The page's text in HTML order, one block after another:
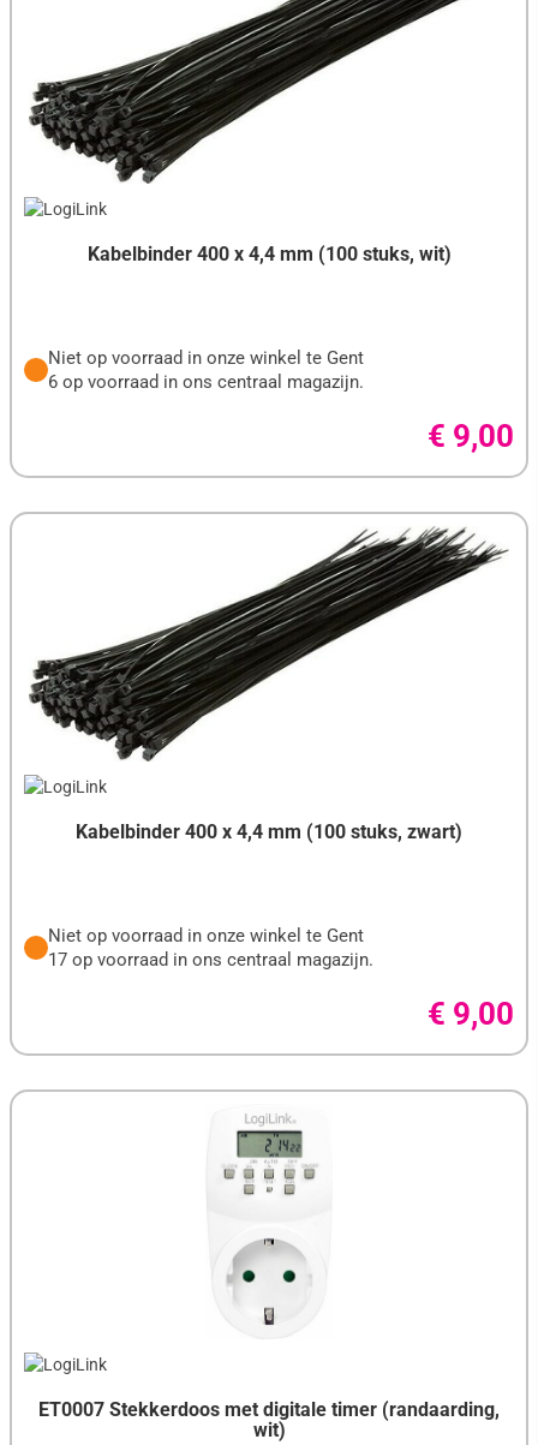
Kabelbinder 400 x 4,4 mm (100 stuks, wit)
Niet op voorraad in onze winkel te Gent
6 op voorraad in ons centraal magazijn.
€ 9,00
Kabelbinder 400 x 4,4 mm (100 stuks, zwart)
Niet op voorraad in onze winkel te Gent
17 op voorraad in ons centraal magazijn.
€ 9,00
ET0007 Stekkerdoos met digitale timer (randaarding,
wit)